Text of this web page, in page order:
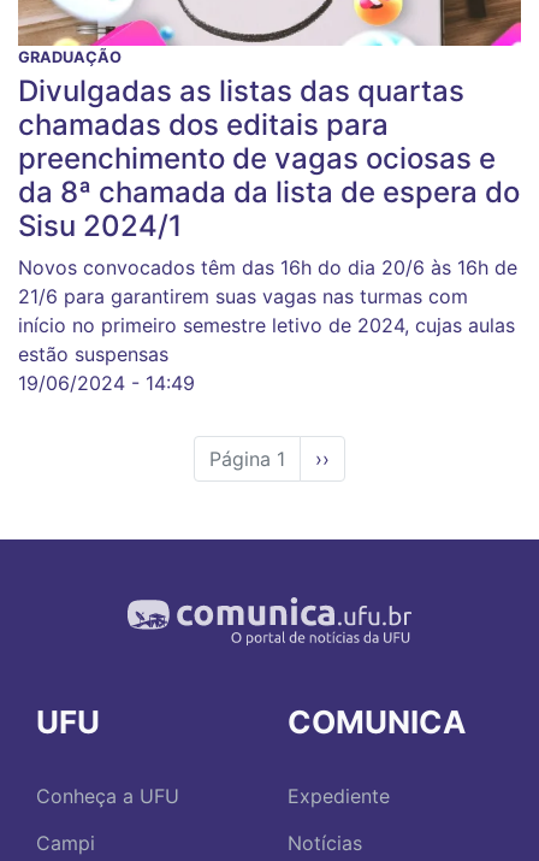
GRADUAÇÃO
Divulgadas as listas das quartas
chamadas dos editais para
preenchimento de vagas ociosas e
da 8ª chamada da lista de espera do
Sisu 2024/1
Novos convocados têm das 16h do dia 20/6 às 16h de
21/6 para garantirem suas vagas nas turmas com
início no primeiro semestre letivo de 2024, cujas aulas
estão suspensas
19/06/2024 - 14:49
Página 1
Próxima
página
››
UFU
Conheça a UFU
Campi
COMUNICA
Expediente
Notícias